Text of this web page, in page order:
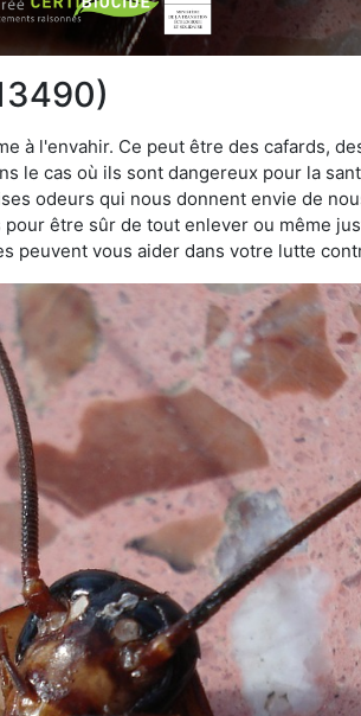
à l'envahir. Ce peut être des cafards,
le cas où ils sont dangereux pour la
odeurs qui nous donnent envie de
pour être sûr de tout enlever ou même
peuvent vous aider dans votre lutte